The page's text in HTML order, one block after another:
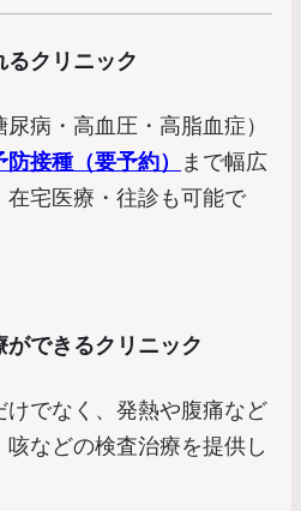
るクリニック
病・高血圧・高脂血症）
接種（要予約）
まで幅広
在宅医療・往診も可能で
できるクリニック
でなく、発熱や腹痛など
などの検査治療を提供し